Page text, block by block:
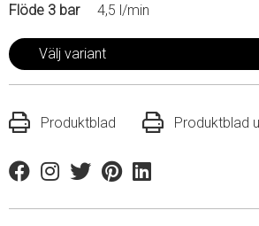
Flöde 3 bar
4,5 l/min
Välj variant
Produktblad Produktblad
FacebookInstagram
TwitterPinterestLinkedin